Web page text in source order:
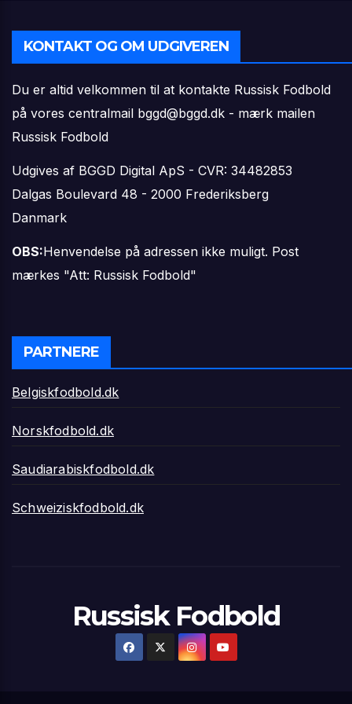
KONTAKT OG OM UDGIVEREN
Du er altid velkommen til at kontakte Russisk Fodbold
på vores centralmail bggd@bggd.dk - mærk mailen
Russisk Fodbold
Udgives af BGGD Digital ApS - CVR: 34482853
Dalgas Boulevard 48 - 2000 Frederiksberg
Danmark
OBS:Henvendelse på adressen ikke muligt. Post
mærkes "Att: Russisk Fodbold"
PARTNERE
Belgiskfodbold.dk
Norskfodbold.dk
Saudiarabiskfodbold.dk
Schweiziskfodbold.dk
Russisk Fodbold